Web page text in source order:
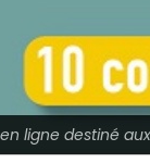
ligne destiné